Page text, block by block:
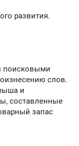
развития.
поисковыми
слов.
и
составленные
запас